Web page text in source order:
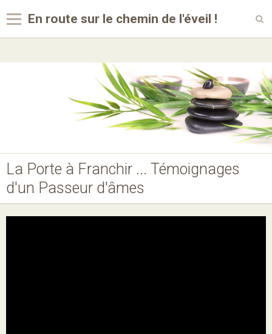
En route sur le chemin de l'éveil !
La Porte à Franchir ... Témoignages
d'un Passeur d'âmes